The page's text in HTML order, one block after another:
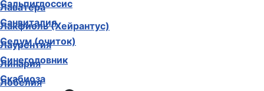
Лаватера
Лакфиоль (Хейрантус)
Лаурентия
Линария
Лобелия
Сальпиглоссис
Санвиталия
Седум (очиток)
Синеголовник
Скабиоза